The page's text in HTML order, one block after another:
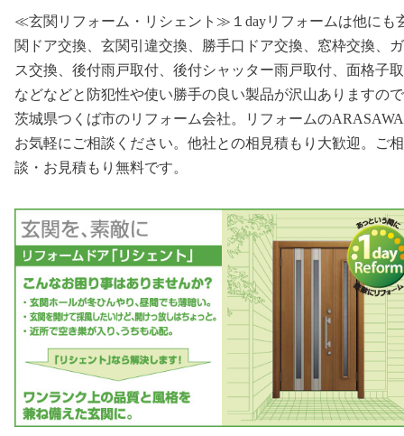
≪玄関リフォーム・リシェント≫１dayリフォームは他にも
関ドア交換、玄関引違交換、勝手口ドア交換、窓枠交換、
ス交換、後付雨戸取付、後付シャッター雨戸取付、面格子
などなどと防犯性や使い勝手の良い製品が沢山ありますの
茨城県つくば市のリフォーム会社。リフォームの
お気軽にご相談ください。他社との相見積もり大歓迎。ご相
談・お見積もり無料です。